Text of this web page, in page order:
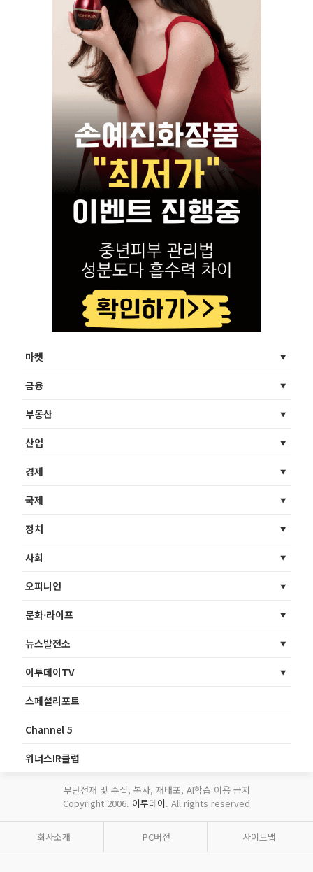
마켓
금융
부동산
산업
경제
국제
정치
사회
오피니언
문화·라이프
뉴스발전소
이투데이TV
스페셜리포트
Channel 5
위너스IR클럽
무단전재 및 수집, 복사, 재배포, AI학습 이용 금지
Copyright 2006. 이투데이. All rights reserved
회사소개 PC버전 사이트맵